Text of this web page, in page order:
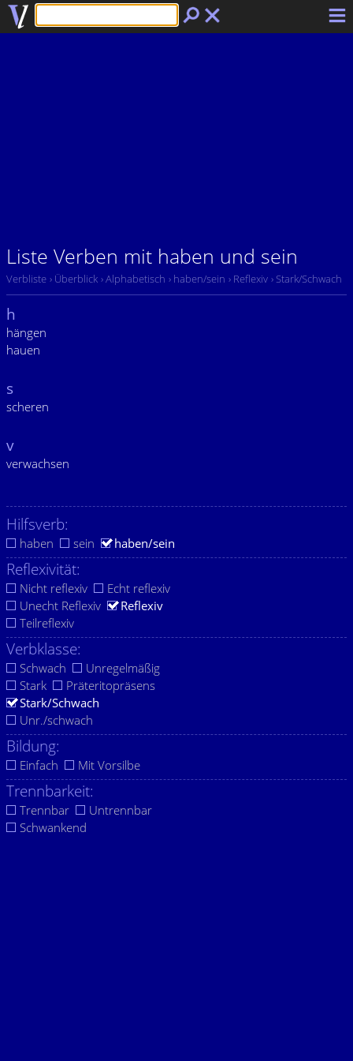
Liste Verben mit haben und sein
Verbliste › Überblick › Alphabetisch › haben/sein › Reflexiv › Stark/Schwach
h
hängen
hauen
s
scheren
v
verwachsen
Hilfsverb:
haben sein haben/sein
Reflexivität:
Nicht reflexiv
Echt reflexiv
Unecht Reflexiv
Reflexiv
Teilreflexiv
Verbklasse:
Schwach
Unregelmäßig
Stark
Präteritopräsens
Stark/Schwach
Unr./schwach
Bildung:
Einfach Mit Vorsilbe
Trennbarkeit:
Trennbar
Untrennbar
Schwankend